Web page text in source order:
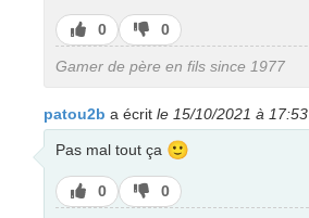
J’aime
0
J’aime
pas
0
Gamer de père en fils since 1977
patou2b a écrit le 15/10/2021 à 17:53
Pas mal tout ça 🙂
J’aime
0
J’aime
pas
0